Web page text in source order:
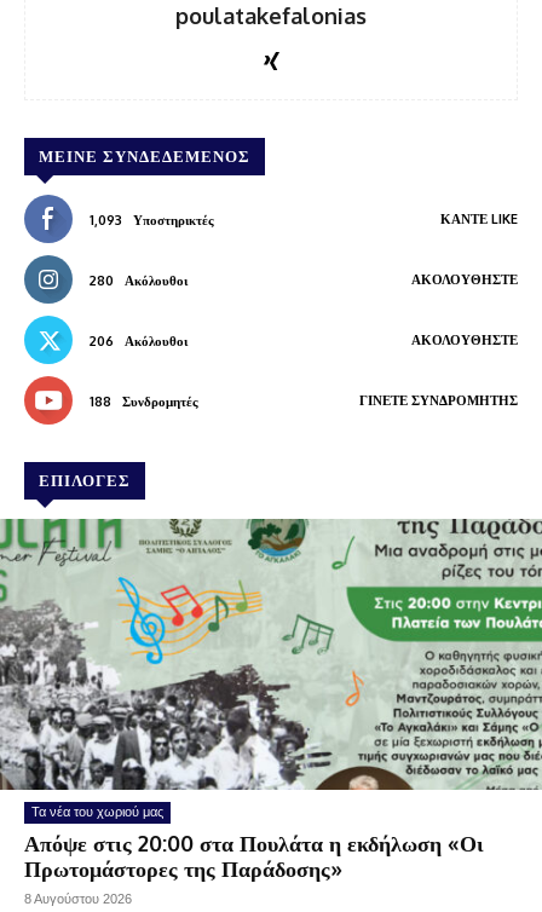
poulatakefalonias
ΜΕΊΝΕ ΣΥΝΔΕΔΕΜΈΝΟΣ
1,093 Υποστηρικτές ΚΆΝΤΕ LIKE
280 Ακόλουθοι ΑΚΟΛΟΥΘΉΣΤΕ
206 Ακόλουθοι ΑΚΟΛΟΥΘΉΣΤΕ
188 Συνδρομητές ΓΊΝΕΤΕ ΣΥΝΔΡΟΜΗΤΉΣ
ΕΠΙΛΟΓΕΣ
Τα νέα του χωριού μας
Απόψε στις 20:00 στα Πουλάτα η εκδήλωση «Οι
Πρωτομάστορες της Παράδοσης»
8 Αυγούστου 2026